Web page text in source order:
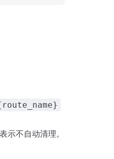
示不自动清理。